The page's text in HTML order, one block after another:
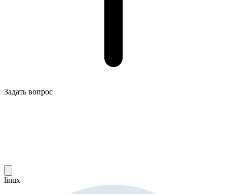
Задать вопрос
linux